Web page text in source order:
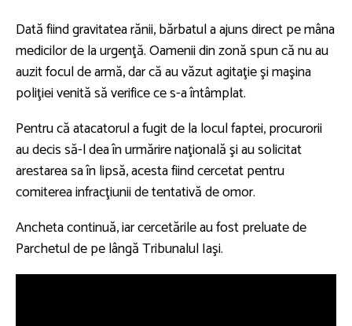
Dată fiind gravitatea rănii, bărbatul a ajuns direct pe mâna
medicilor de la urgenţă. Oamenii din zonă spun că nu au
auzit focul de armă, dar că au văzut agitaţie şi maşina
poliţiei venită să verifice ce s-a întâmplat.
Pentru că atacatorul a fugit de la locul faptei, procurorii
au decis să-l dea în urmărire naţională şi au solicitat
arestarea sa în lipsă, acesta fiind cercetat pentru
comiterea infracţiunii de tentativă de omor.
Ancheta continuă, iar cercetările au fost preluate de
Parchetul de pe lângă Tribunalul Iaşi.